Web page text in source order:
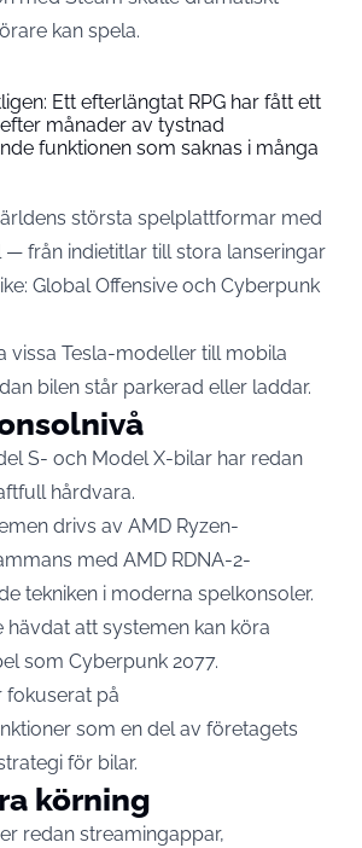
kan spela.
Ett efterlängtat RPG har fått ett
månader av tystnad
funktionen som saknas i många
största spelplattformar med
från indietitlar till stora lanseringar
Global Offensive och Cyberpunk
vissa Tesla-modeller till mobila
bilen står parkerad eller laddar.
S- och Model X-bilar har redan
hårdvara.
drivs av AMD Ryzen-
med AMD RDNA-2-
tekniken i moderna spelkonsoler.
hävdat att systemen kan köra
som Cyberpunk 2077.
fokuserat på
som en del av företagets
för bilar.
körning
redan streamingappar,